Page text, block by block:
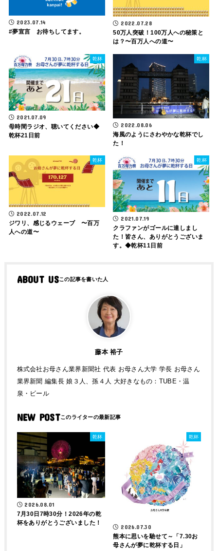
2023.07.14
#夢宣言 お待ちしてます。
2022.07.28
50万人突破！100万人への秘策と
は？〜百万人への道〜
乾杯
2021.07.09
母時間ラジオ、聴いてください◆
乾杯21日前
乾杯
2022.08.06
海風のようにさわやかな乾杯でし
た！
乾杯
2022.07.12
ジワリ、感じるウェーブ 〜百万
人への道〜
乾杯
2021.07.19
クラファンがゴールに達しまし
た！皆さん、ありがとうございま
す。◆乾杯11日前
ABOUT US
藤本 裕子
株式会社お母さん業界新聞社 代表 お母さん大学 学長 お母さん
業界新聞 編集長 娘３人、孫４人 大好きなもの：TUBE・温
泉・ビール
NEW POST
乾杯
2026.08.01
7月30日7時30分！2026年の乾
杯をありがとうございました！
乾杯
2026.07.30
熊本に思いを馳せて～「7.30お
母さんが夢に乾杯する日」